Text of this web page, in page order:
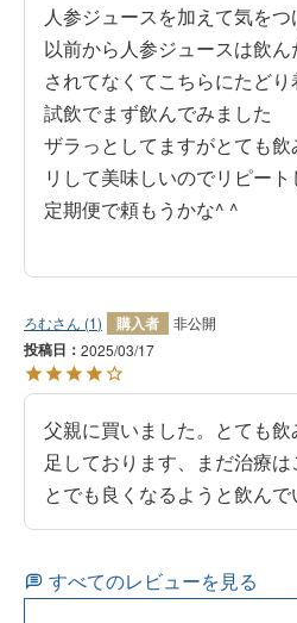
人参ジュースを加えて気をつ
以前から人参ジュースは飲
されてなくてこちらにたどり
試飲でまず飲んでみました
ザラっとしてますがとても
リして美味しいのでリピート
定期便で頼もうかな^ ^
ろむ 1 購入者 非公開
投稿日 2025/03/17
父親に買いました。とても
足しております、まだ治療
とでも良くなるようと飲んで
すべてのレビューを見る